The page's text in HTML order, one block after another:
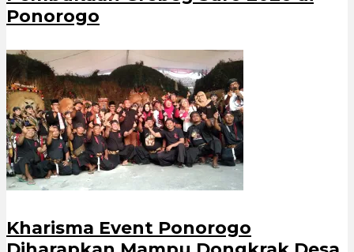
Ponorogo
Kharisma Event Ponorogo